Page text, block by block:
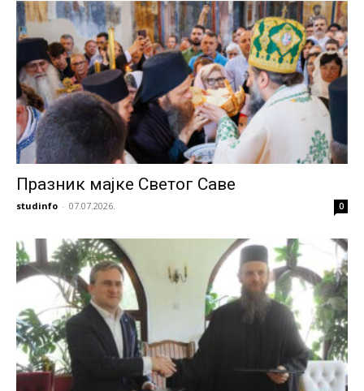
Празник мајке Светог Саве
studinfo - 07.07.2026. 0